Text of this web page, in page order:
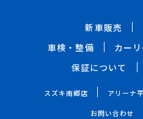
新車販売
車検・整備
カー
保証について
スズキ南郷店 アリーナ
お問い合わせ